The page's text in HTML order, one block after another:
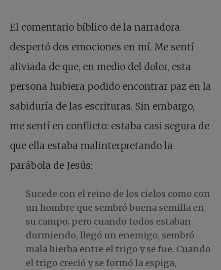
El comentario bíblico de la narradora
despertó dos emociones en mí. Me sentí
aliviada de que, en medio del dolor, esta
persona hubiera podido encontrar paz en la
sabiduría de las escrituras. Sin embargo,
me sentí en conflicto: estaba casi segura de
que ella estaba malinterpretando la
parábola de Jesús:
Sucede con el reino de los cielos como con
un hombre que sembró buena semilla en
su campo; pero cuando todos estaban
durmiendo, llegó un enemigo, sembró
mala hierba entre el trigo y se fue. Cuando
el trigo creció y se formó la espiga,